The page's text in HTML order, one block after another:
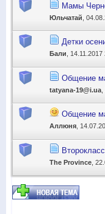
Мамы
Юльчатай ,
Детки
Бали ,
Общение
tatyana-19@i.ua
Общение
Аллюня ,
The Province ,